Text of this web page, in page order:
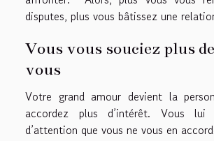
disputes, plus vous bâtissez une
Vous vous souciez plus
vous
Votre grand amour devient la
accordez plus d’intérêt. Vous lui
d’attention que vous ne vous en